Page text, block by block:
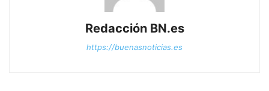
Redacción BN.es
https://buenasnoticias.es